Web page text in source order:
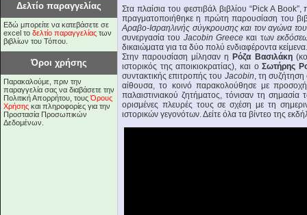
Δελτίο παραγγελίας
Εδώ μπορείτε να κατεβάσετε σε
excel το δελτίο παραγγελίας των
βιβλίων του Τόπου.
Όροι χρήσης
Παρακαλούμε, πριν την
παραγγελία σας να διαβάσετε την
Πολιτική Απορρήτου, τουςΌρους
Χρήσης και πληροφορίες για την
Προστασία Προσωπικών
Δεδομένων.
Στα πλαίσια του φεστιβάλ βιβλίου “Pick A Book”,
πραγματοποιήθηκε η πρώτη παρουσίαση του
Αραβο-Ισραηλινής σύγκρουσης και τον αγώνα
συνεργασία του Jacobin Greece και των
δικαιώματα για τα δύο πολύ ενδιαφέροντα κείμενα.
Στην παρουσίαση μίλησαν η Ρόζα Βασιλάκη
ιστορικός της αποικιοκρατίας), και οΣωτήρης
συντακτικής επιτροπής του Jacobin, τη συζήτηση
αίθουσα, το κοινό παρακολούθησε με προσοχή
παλαιστινιακού ζητήματος, τόνισαν τη σημασία
ορισμένες πλευρές τους σε σχέση με τη
ιστορικών γεγονότων. Δείτε όλα τα βίντεο της